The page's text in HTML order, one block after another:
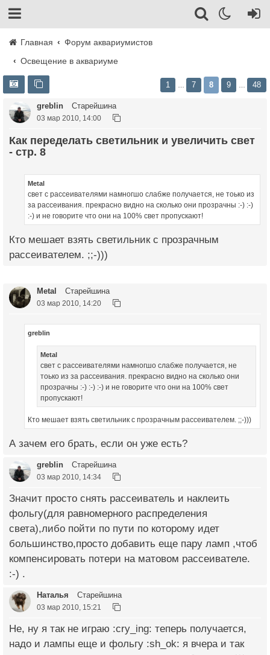
Главная
Форум аквариумистов
Освещение в аквариуме
1 7 8 9 48
greblin Старейшина
03 мар 2010, 14:00
Как переделать светильник и увеличить свет
- стр. 8
Metal
свет с рассеивателями намногшо слабже получается, не тоько из
за рассеивания. прекрасно видно на сколько они прозрачны :-) :-)
:-) и не говорите что они на 100% свет пропускают!
Кто мешает взять светильник с прозрачным
рассеивателем. ;;-)))
Metal Старейшина
03 мар 2010, 14:20
greblin
Metal
свет с рассеивателями намногшо слабже получается, не
тоько из за рассеивания. прекрасно видно на сколько они
прозрачны :-) :-) :-) и не говорите что они на 100% свет
пропускают!
Кто мешает взять светильник с прозрачным рассеивателем. ;;-)))
А зачем его брать, если он уже есть?
greblin Старейшина
03 мар 2010, 14:34
Значит просто снять рассеиватель и наклеить
фольгу(для равномерного распределения
света),либо пойти по пути по которому идет
большинство,просто добавить еще пару ламп ,чтоб
компенсировать потери на матовом рассеивателе.
:-) .
Наталья Старейшина
03 мар 2010, 15:21
Не, ну я так не играю :cry_ing: теперь получается,
надо и лампы еще и фольгу :sh_ok: я вчера и так